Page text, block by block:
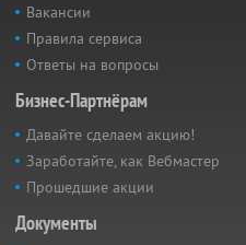
Вакансии
Правила сервиса
Ответы на вопросы
Бизнес-Партнёрам
Давайте сделаем акцию!
Заработайте, как Вебмастер
Прошедшие акции
Документы